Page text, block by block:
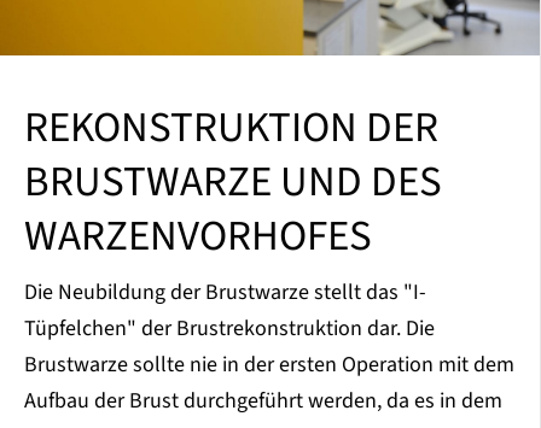
REKONSTRUKTION DER
BRUSTWARZE UND DES
WARZENVORHOFES
Die Neubildung der Brustwarze stellt das "I-
Tüpfelchen" der Brustrekonstruktion dar. Die
Brustwarze sollte nie in der ersten Operation mit dem
Aufbau der Brust durchgeführt werden, da es in dem